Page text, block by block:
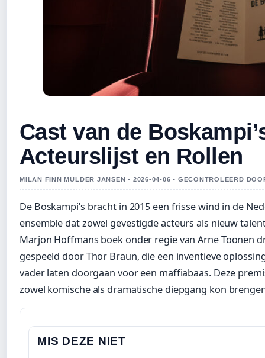
Cast van de
Acteurslijst en Rollen
MILAN FINN MULDER JANSEN • 2026-04-06 • GECONTROLEERD
De Boskampi’s bracht in 2015 een frisse wind in de
ensemble dat zowel gevestigde acteurs als nieuw
Marjon Hoffmans boek onder regie van Arne Toonen
gespeeld door Thor Braun, die een inventieve
vader laten doorgaan voor een maffiabaas. Deze
zowel komische als dramatische diepgang kon
MIS DEZE NIET